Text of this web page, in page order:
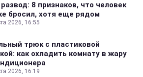
8 признаков, что человек
бросил, хотя еще рядом
2026, 16:55
трюк с пластиковой
как охладить комнату в жару
2026, 16:19